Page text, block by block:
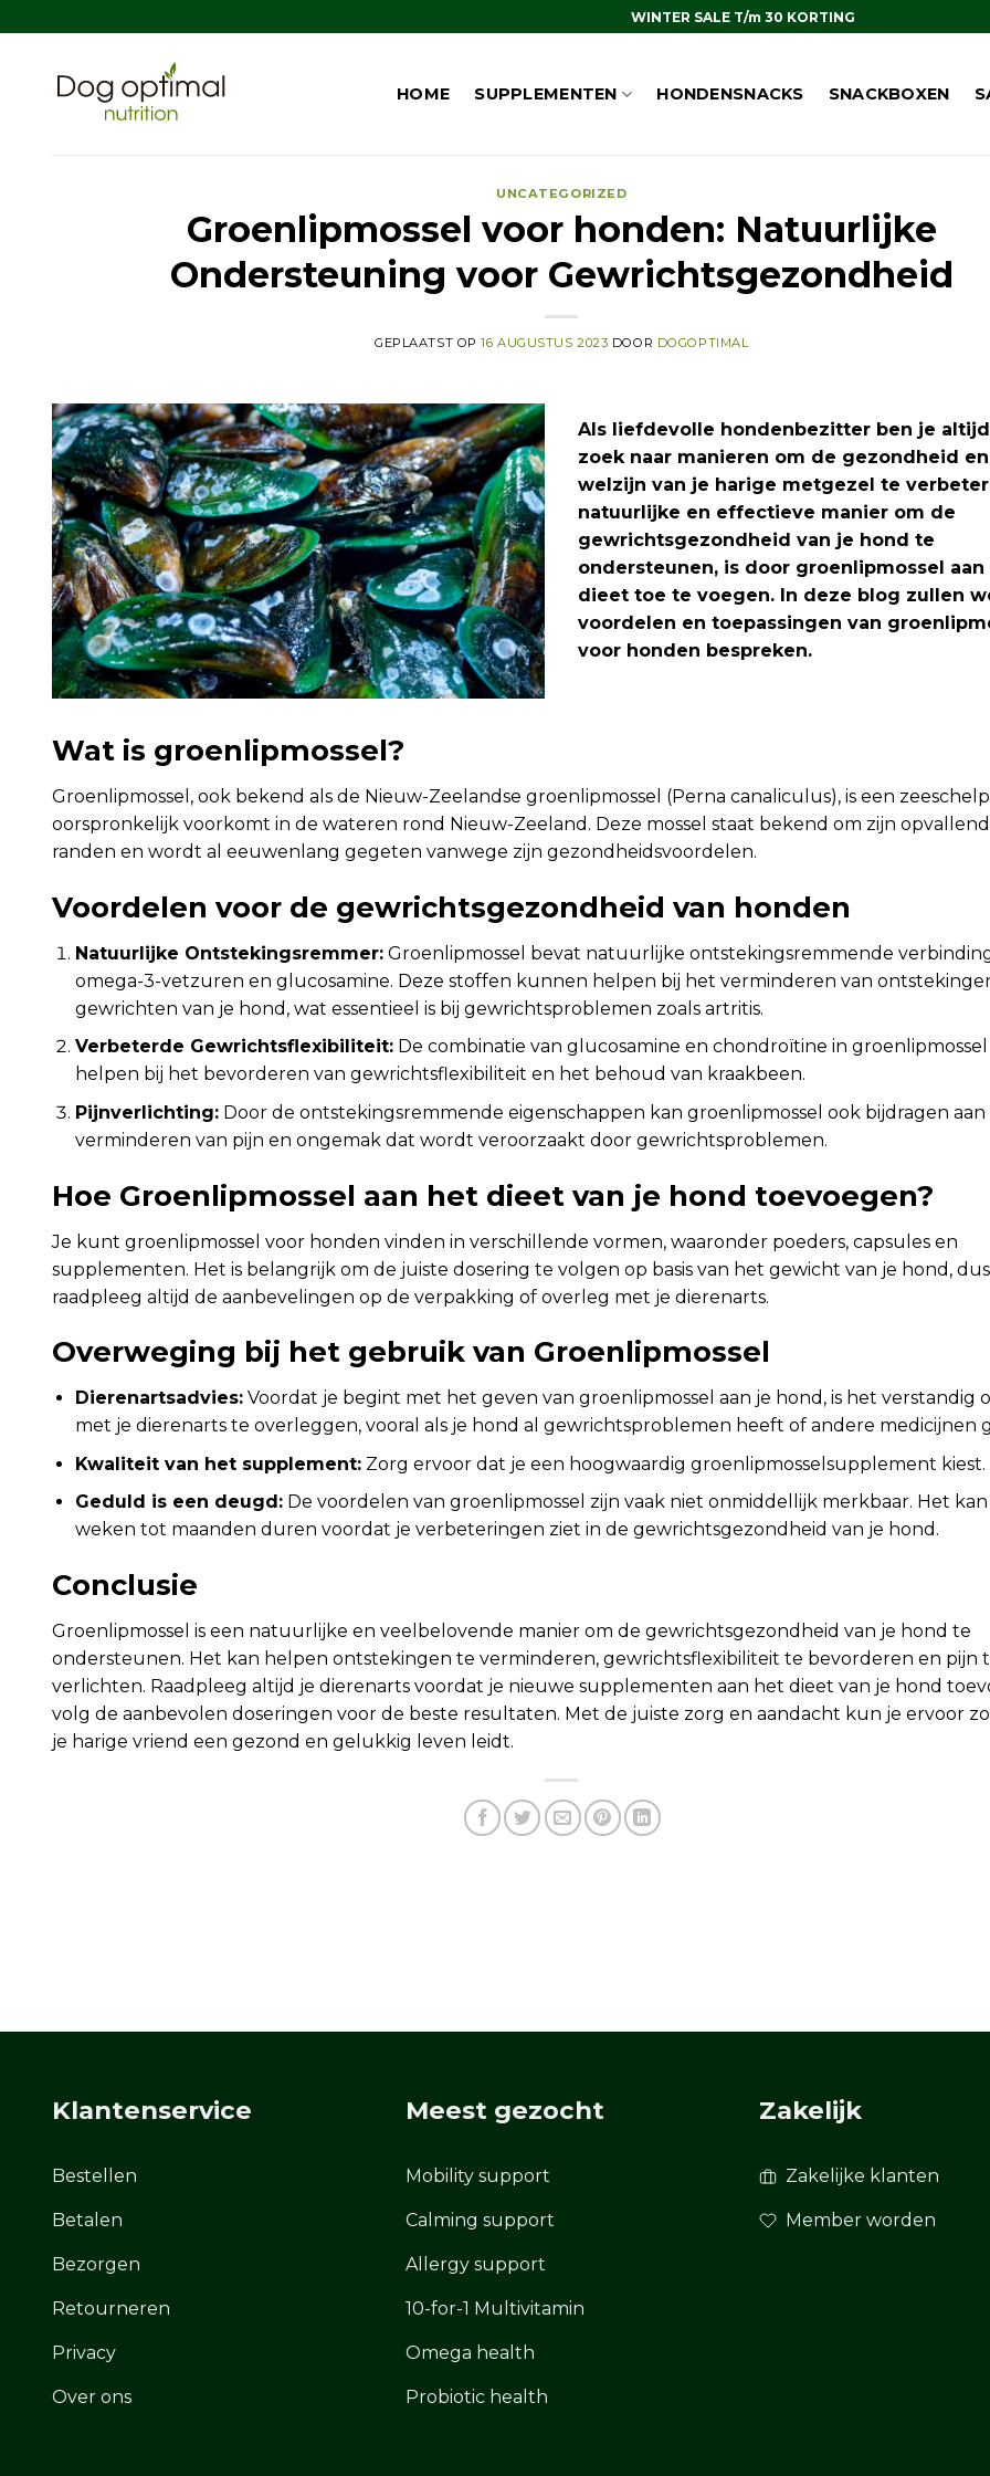
naar
WINTER SALE T/m 30 KORTING
HOME SUPPLEMENTEN HONDENSNACKS SNACKBOXEN
UNCATEGORIZED
Groenlipmossel voor honden: Natuurlijke
Ondersteuning voor Gewrichtsgezondheid
GEPLAATST OP16 AUGUSTUS 2023 DOOR DOGOPTIMAL
Als liefdevolle hondenbezitter ben je
zoek naar manieren om de gezondheid
welzijn van je harige metgezel te
natuurlijke en effectieve manier om de
gewrichtsgezondheid van je hond te
ondersteunen, is door groenlipmossel aan
dieet toe te voegen. In deze blog zullen
voordelen en toepassingen van
voor honden bespreken.
Wat is groenlipmossel?
Groenlipmossel, ook bekend als de Nieuw-Zeelandse groenlipmossel (Perna canaliculus), is een
oorspronkelijk voorkomt in de wateren rond Nieuw-Zeeland. Deze mossel staat bekend om zijn
randen en wordt al eeuwenlang gegeten vanwege zijn gezondheidsvoordelen.
Voordelen voor de gewrichtsgezondheid van honden
Natuurlijke Ontstekingsremmer:Groenlipmossel bevat natuurlijke ontstekingsremmende
omega-3-vetzuren en glucosamine. Deze stoffen kunnen helpen bij het verminderen van
gewrichten van je hond, wat essentieel is bij gewrichtsproblemen zoals artritis.
Verbeterde Gewrichtsflexibiliteit:De combinatie van glucosamine en chondroïtine in
helpen bij het bevorderen van gewrichtsflexibiliteit en het behoud van kraakbeen.
Pijnverlichting:Door de ontstekingsremmende eigenschappen kan groenlipmossel ook bijdragen aan
verminderen van pijn en ongemak dat wordt veroorzaakt door gewrichtsproblemen.
Hoe Groenlipmossel aan het dieet van je hond toevoegen?
Je kunt groenlipmossel voor honden vinden in verschillende vormen, waaronder poeders, capsules en
supplementen. Het is belangrijk om de juiste dosering te volgen op basis van het gewicht van je hond, dus
raadpleeg altijd de aanbevelingen op de verpakking of overleg met je dierenarts.
Overweging bij het gebruik van Groenlipmossel
Dierenartsadvies:Voordat je begint met het geven van groenlipmossel aan je hond, is het verstandig
met je dierenarts te overleggen, vooral als je hond al gewrichtsproblemen heeft of andere medicijnen
Kwaliteit van het supplement:Zorg ervoor dat je een hoogwaardig groenlipmosselsupplement kiest.
Geduld is een deugd:De voordelen van groenlipmossel zijn vaak niet onmiddellijk merkbaar. Het
weken tot maanden duren voordat je verbeteringen ziet in de gewrichtsgezondheid van je hond.
Conclusie
Groenlipmossel is een natuurlijke en veelbelovende manier om de gewrichtsgezondheid van je hond te
ondersteunen. Het kan helpen ontstekingen te verminderen, gewrichtsflexibiliteit te bevorderen en pijn
verlichten. Raadpleeg altijd je dierenarts voordat je nieuwe supplementen aan het dieet van je hond
volg de aanbevolen doseringen voor de beste resultaten. Met de juiste zorg en aandacht kun je ervoor
je harige vriend een gezond en gelukkig leven leidt.
Klantenservice
Bestellen
Betalen
Bezorgen
Retourneren
Privacy
Over ons
Meest gezocht
Mobility support
Calming support
Allergy support
10-for-1 Multivitamin
Omega health
Probiotic health
Zakelijk
Zakelijke klanten
Member worden